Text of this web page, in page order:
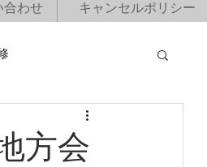
合わせ キャンセルポリシー
方会